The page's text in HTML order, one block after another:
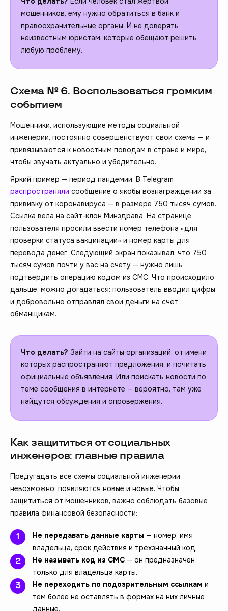
мошенников, ему нужно обратиться в банк и
правоохранительные органы. И не доверять
неизвестным юристам, которые обещают решить
любую проблему.
Схема № 6. Воспользоваться громким
событием
Мошенники, использующие методы социальной
инженерии, постоянно совершенствуют свои схемы — и
привязываются к новостным поводам в стране и мире,
чтобы звучать актуально и убедительно.
Яркий пример — период пандемии. В Telegram
распространяли сообщение о якобы вознаграждении за
прививку от коронавируса — в размере 750 тысяч сумов.
Ссылка вела на сайт-клон Минздрава. На странице
пользователя просили ввести номер телефона «для
проверки статуса вакцинации» и номер карты для
перевода денег. Следующий экран показывал, что 750
тысяч сумов почти у вас на счету — нужно лишь
подтвердить операцию кодом из СМС. Что происходило
дальше, можно догадаться: пользователь вводил цифры
и добровольно отправлял свои деньги на счёт
обманщикам.
Что делать? Зайти на сайты организаций, от имени
которых распространяют предложения, и почитать
официальные объявления. Или поискать новости по
теме сообщения в интернете — вероятно, там уже
найдутся обсуждения и опровержения.
Как защититься от социальных
инженеров: главные правила
Предугадать все схемы социальной инженерии
невозможно: появляются новые и новые. Чтобы
защититься от мошенников, важно соблюдать базовые
правила финансовой безопасности:
Не передавать данные карты — номер, имя
владельца, срок действия и трёхзначный код.
Не называть код из СМС — он предназначен
только для владельца карты.
Не переходить по подозрительным ссылкам и
тем более не оставлять в формах на них личные
данные.